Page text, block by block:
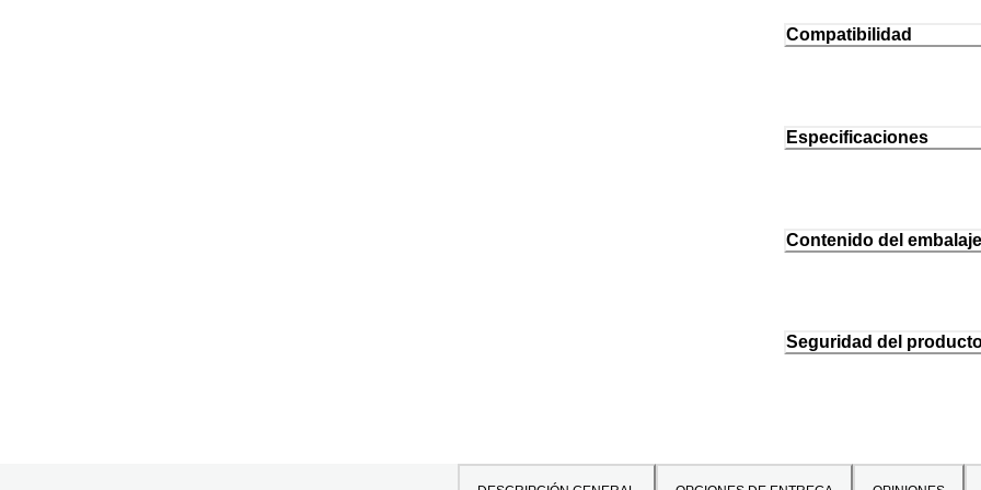
Compatibilidad
Especificaciones
Contenido del embalaje
Seguridad del